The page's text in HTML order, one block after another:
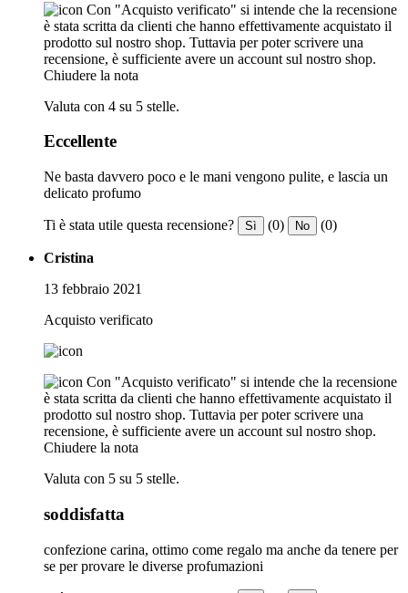
Con "Acquisto verificato" si intende che la recensione
è stata scritta da clienti che hanno effettivamente acquistato il
prodotto sul nostro shop. Tuttavia per poter scrivere una
recensione, è sufficiente avere un account sul nostro shop.
Chiudere la nota
Valuta con 4 su 5 stelle.
Eccellente
Ne basta davvero poco e le mani vengono pulite, e lascia un
delicato profumo
Ti è stata utile questa recensione? Sì (0) No (0)
Cristina
13 febbraio 2021
Acquisto verificato
Con "Acquisto verificato" si intende che la recensione
è stata scritta da clienti che hanno effettivamente acquistato il
prodotto sul nostro shop. Tuttavia per poter scrivere una
recensione, è sufficiente avere un account sul nostro shop.
Chiudere la nota
Valuta con 5 su 5 stelle.
soddisfatta
confezione carina, ottimo come regalo ma anche da tenere per
se per provare le diverse profumazioni